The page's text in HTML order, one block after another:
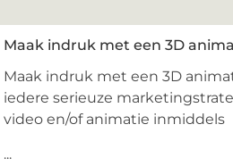
Maak indruk met een 3D
Maak indruk met een 3D
iedere serieuze
video en/of animatie inmiddels
...